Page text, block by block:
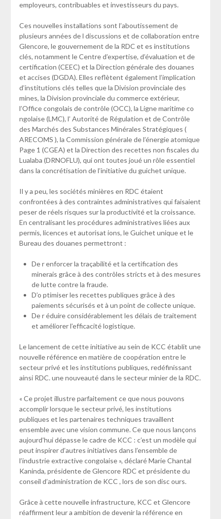
employeurs, contribuables et investisseurs du pays.
Ces nouvelles installations sont l’aboutissement de
plusieurs années de l discussions et de collaboration entre
Glencore, le gouvernement de la RDC et es institutions
clés, notamment le Centre d’expertise, d’évaluation et de
certification (CEEC) et la Direction générale des douanes
et accises (DGDA). Elles reflètent également l’implication
d’institutions clés telles que la Division provinciale des
mines, la Division provinciale du commerce extérieur,
l’Office congolais de contrôle (OCC), la Ligne maritime co
ngolaise (LMC), l’ Autorité de Régulation et de Contrôle
des Marchés des Substances Minérales Stratégiques (
ARECOMS ), la Commission générale de l’énergie atomique
Page 1 (CGEA) et la Direction des recettes non fiscales du
Lualaba (DRNOFLU), qui ont toutes joué un rôle essentiel
dans la concrétisation de l’initiative du guichet unique.
Il y a peu, les sociétés minières en RDC étaient
confrontées à des contraintes administratives qui faisaient
peser de réels risques sur la productivité et la croissance.
En centralisant les procédures administratives liées aux
permis, licences et autorisat ions, le Guichet unique et le
Bureau des douanes permettront :
De r enforcer la traçabilité et la certification des
minerais grâce à des contrôles stricts et à des mesures
de lutte contre la fraude.
D’o ptimiser les recettes publiques grâce à des
paiements sécurisés et à un point de collecte unique.
De r éduire considérablement les délais de traitement
et améliorer l’efficacité logistique.
Le lancement de cette initiative au sein de KCC établit une
nouvelle référence en matière de coopération entre le
secteur privé et les institutions publiques, redéfinissant
ainsi RDC. une nouveauté dans le secteur minier de la RDC.
« Ce projet illustre parfaitement ce que nous pouvons
accomplir lorsque le secteur privé, les institutions
publiques et les partenaires techniques travaillent
ensemble avec une vision commune. Ce que nous lançons
aujourd’hui dépasse le cadre de KCC : c’est un modèle qui
peut inspirer d’autres initiatives dans l’ensemble de
l’industrie extractive congolaise », déclaré Marie Chantal
Kaninda, présidente de Glencore RDC et présidente du
conseil d’administration de KCC , lors de son disc ours.
Grâce à cette nouvelle infrastructure, KCC et Glencore
réaffirment leur a ambition de devenir la référence en